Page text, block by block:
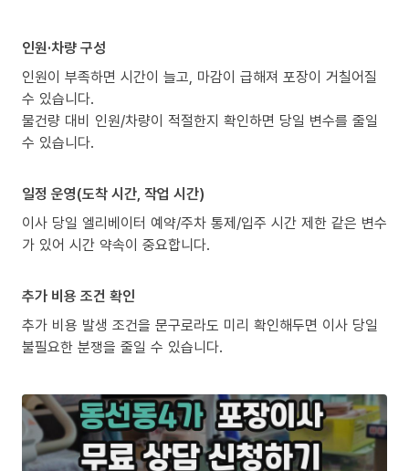
인원·차량 구성
인원이 부족하면 시간이 늘고, 마감이 급해져 포장이 거칠어질
수 있습니다.
물건량 대비 인원/차량이 적절한지 확인하면 당일 변수를 줄일
수 있습니다.
일정 운영(도착 시간, 작업 시간)
이사 당일 엘리베이터 예약/주차 통제/입주 시간 제한 같은 변수
가 있어 시간 약속이 중요합니다.
추가 비용 조건 확인
추가 비용 발생 조건을 문구로라도 미리 확인해두면 이사 당일
불필요한 분쟁을 줄일 수 있습니다.